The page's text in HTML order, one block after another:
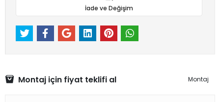
İade ve Değişim
Montaj için fiyat teklifi al Montaj